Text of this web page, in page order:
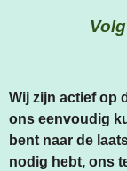
Wij zijn actief op
ons eenvoudig
bent naar de
nodig hebt, ons